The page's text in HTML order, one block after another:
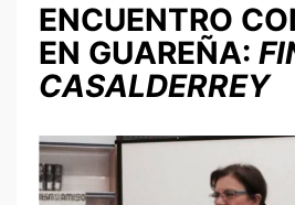
ENCUENTRO
EN GUAREÑA:
CASALDERREY